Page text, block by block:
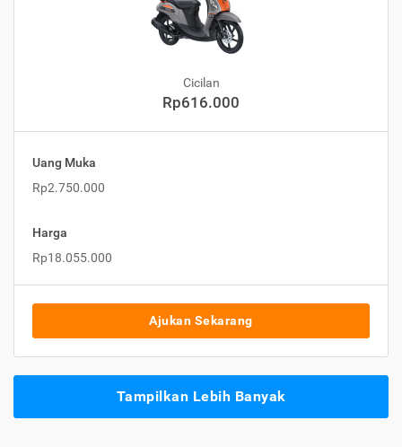
Cicilan
Rp616.000
Uang Muka
Rp2.750.000
Harga
Rp18.055.000
Ajukan Sekarang
Tampilkan Lebih Banyak